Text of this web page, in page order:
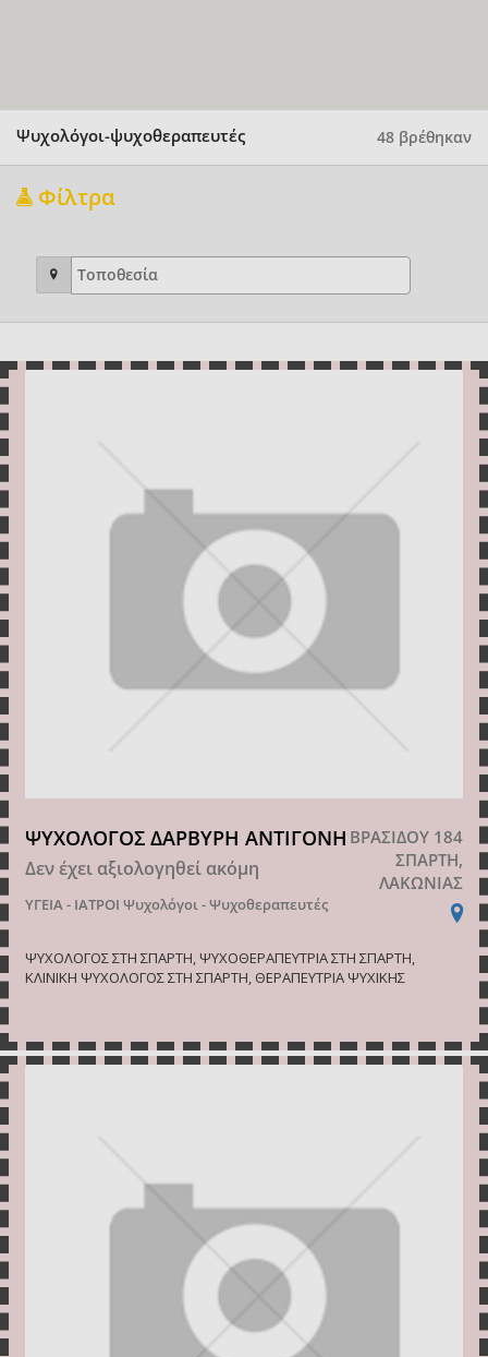
Ψυχολόγοι-ψυχοθεραπευτές 48 βρέθηκαν
Φίλτρα
ΨΥΧΟΛΟΓΟΣ ΔΑΡΒΥΡΗ ΑΝΤΙΓΟΝΗ
Δεν έχει αξιολογηθεί ακόμη
ΥΓΕΙΑ - ΙΑΤΡΟΙ Ψυχολόγοι - Ψυχοθεραπευτές
ΒΡΑΣΙΔΟΥ 184
ΣΠΑΡΤΗ,
ΛΑΚΩΝΙΑΣ
ΨΥΧΟΛΟΓΟΣ ΣΤΗ ΣΠΑΡΤΗ, ΨΥΧΟΘΕΡΑΠΕΥΤΡΙΑ ΣΤΗ ΣΠΑΡΤΗ,
ΚΛΙΝΙΚΗ ΨΥΧΟΛΟΓΟΣ ΣΤΗ ΣΠΑΡΤΗ, ΘΕΡΑΠΕΥΤΡΙΑ ΨΥΧΙΚΗΣ